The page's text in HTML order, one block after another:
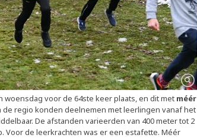
voor de 64ste keer plaats, en dit met méér
de regio konden deelnemen met leerlingen vanaf het
De afstanden varieerden van 400 meter tot 2
Voor de leerkrachten was er een estafette. Méér